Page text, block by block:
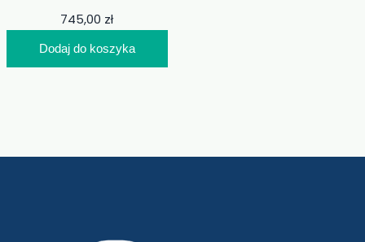
745,00 zł
Dodaj do koszyka